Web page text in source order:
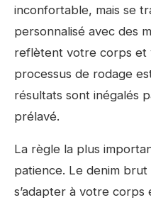
inconfortable, mais se
personnalisé avec des
reflètent votre corps et
processus de rodage
résultats sont inégalés
prélavé.
La règle la plus
patience. Le denim
s’adapter à votre